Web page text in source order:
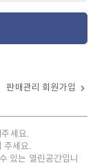
판매관리 회원가입
세요.
주세요.
있는 열린공간입니